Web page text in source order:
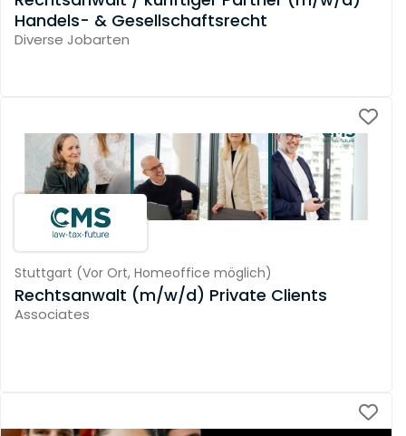
Handels- & Gesellschaftsrecht
Diverse Jobarten
Stuttgart (Vor Ort, Homeoffice möglich)
Rechtsanwalt (m/w/d) Private Clients
Associates